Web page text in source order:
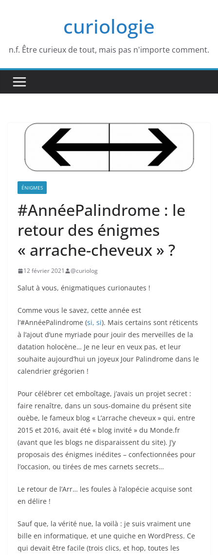
curiologie
n.f. Être curieux de tout, mais pas n'importe comment.
ÉNIGMES
#AnnéePalindrome : le
retour des énigmes
« arrache-cheveux » ?
12 février 2021 @curiolog
Salut à vous, énigmatiques curionautes !
Comme vous le savez, cette année est
l’#AnnéePalindrome (si, si). Mais certains sont réticents
à l’ajout d’une myriade pour jouir des merveilles de la
datation holocène… Je ne leur en veux pas, et leur
souhaite aujourd’hui un joyeux Jour Palindrome dans le
calendrier grégorien !
Pour célébrer cet emboîtage, j’avais un projet secret :
faire renaître, dans un sous-domaine du présent site
ouèbe, le fameux blog « L’arrache cheveux » qui, entre
2015 et 2016, avait été « blog invité » du Monde.fr
(avant que les blogs ne disparaissent du site). J’y
proposais des énigmes inédites – confectionnées pour
l’occasion, ou tirées de mes carnets secrets…
Le retour de l’Arr… les foules à l’alopécie acquise sont
en délire !
Sauf que, la vérité nue, la voilà : je suis vraiment une
bille en informatique, et une quiche en WordPress. Ce
qui devait être facile (trois clics, et hop, toutes les